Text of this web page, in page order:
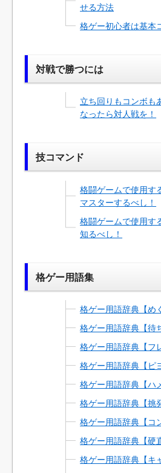
せる方法
格ゲー初心者は基本
対戦で勝つには
立ち回りもコンボも
なったら対人戦を！
技コマンド
格闘ゲームで使用す
マスターするべし！
格闘ゲームで使用す
知るべし！
格ゲー用語集
格ゲー用語辞典【め
格ゲー用語辞典【待
格ゲー用語辞典【フ
格ゲー用語辞典【ピ
格ゲー用語辞典【ハ
格ゲー用語辞典【挑
格ゲー用語辞典【コ
格ゲー用語辞典【硬
格ゲー用語辞典【キ